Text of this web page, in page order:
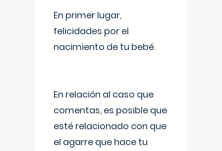
En primer lugar,
felicidades por el
nacimiento de tu bebé.
En relación al caso que
comentas, es posible que
esté relacionado con que
el agarre que hace tu